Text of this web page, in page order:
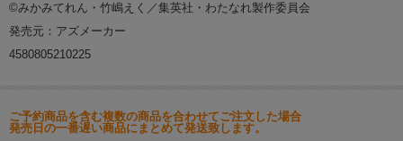
©みかみてれん・竹嶋えく／集英社・わたなれ製作委員会
発売元：アズメーカー
4580805210225
ご予約商品を含む複数の商品を合わせてご注文した場合
発売日の一番遅い商品にまとめて発送致します。